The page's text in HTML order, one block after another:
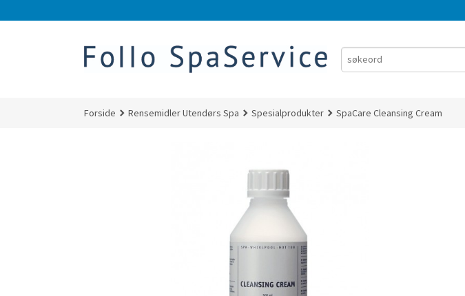
til
Forside Rensemidler Utendørs Spa Spesialprodukter SpaCare Cleansing Cream